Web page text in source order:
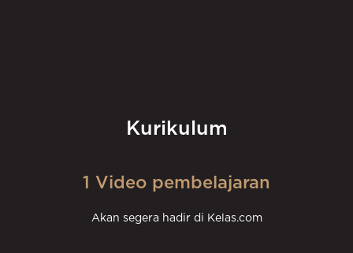
Kurikulum
1 Video pembelajaran
Akan segera hadir di Kelas.com